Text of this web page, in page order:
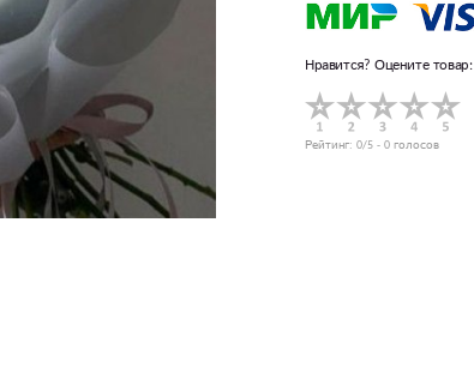
Нравится? Оцените товар:
Рейтинг: 0/5 - 0 голосов